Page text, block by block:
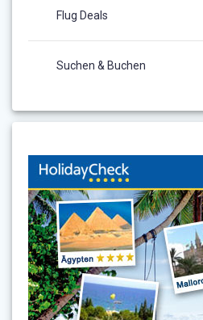
Flug Deals
Suchen & Buchen